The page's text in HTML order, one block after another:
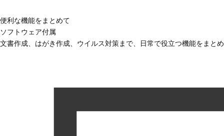
便利な機能をまとめて
ソフトウェア付属
文書作成、はがき作成、ウイルス対策まで、日常で役立つ機能をまと